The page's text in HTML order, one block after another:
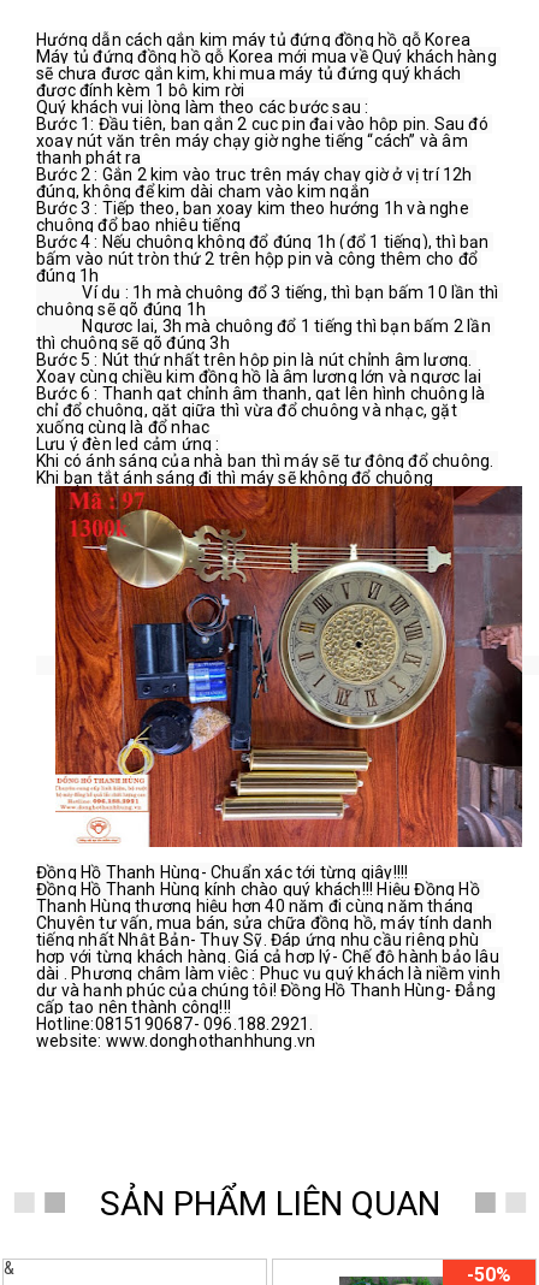
Hướng dẫn cách gắn kim máy tủ đứng đồng hồ gỗ Korea
Máy tủ đứng đồng hồ gỗ Korea mới mua về Quý khách hàng
sẽ chưa được gắn kim, khi mua máy tủ đứng quý khách
được đính kèm 1 bộ kim rời
Quý khách vui lòng làm theo các bước sau :
Bước 1: Đầu tiên, bạn gắn 2 cục pin đại vào hộp pin. Sau đó
xoay nút vặn trên máy chạy giờ nghe tiếng “cách” và âm
thanh phát ra
Bước 2 : Gắn 2 kim vào trục trên máy chạy giờ ở vị trí 12h
đúng, không để kim dài chạm vào kim ngắn
Bước 3 : Tiếp theo, bạn xoay kim theo hướng 1h và nghe
chuông đổ bao nhiêu tiếng
Bước 4 : Nếu chuông không đổ đúng 1h (đổ 1 tiếng), thì bạn
bấm vào nút tròn thứ 2 trên hộp pin và công thêm cho đổ
đúng 1h
            Ví dụ : 1h mà chuông đổ 3 tiếng, thì bạn bấm 10 lần thì
chuông sẽ gõ đúng 1h
thì chuông sẽ gõ đúng 3h
Bước 5 : Nút thứ nhất trên hộp pin là nút chỉnh âm lượng.
Xoay cùng chiều kim đồng hồ là âm lượng lớn và ngược lại
Bước 6 : Thanh gạt chỉnh âm thanh, gạt lên hình chuông là
chỉ đổ chuông, gặt giữa thì vừa đổ chuông và nhạc, gặt
xuống cùng là đổ nhạc
Lưu ý đèn led cảm ứng :
Khi có ánh sáng của nhà bạn thì máy sẽ tự động đổ chuông.
Khi bạn tắt ánh sáng đi thì máy sẽ không đổ chuông
Đồng Hồ Thanh Hùng- Chuẩn xác tới từng giây!!!!
Đồng Hồ Thanh Hùng kính chào quý khách!!! Hiệu Đồng Hồ
Thanh Hùng thương hiệu hơn 40 năm đi cùng năm tháng
Chuyên tư vấn, mua bán, sửa chữa đồng hồ, máy tính danh
tiếng nhất Nhật Bản- Thụy Sỹ. Đáp ứng nhu cầu riêng phù
hợp với từng khách hàng. Giá cả hợp lý- Chế độ hành bảo lâu
dài . Phương châm làm việc : Phục vụ quý khách là niềm vinh
dự và hạnh phúc của chúng tôi! Đồng Hồ Thanh Hùng- Đẳng
cấp tạo nên thành công!!!
Hotline:0815190687- 096.188.2921.
website: www.donghothanhhung.vn
SẢN PHẨM LIÊN QUAN
& -50%